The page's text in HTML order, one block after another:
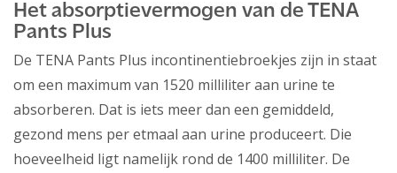
Het absorptievermogen van de TENA
Pants Plus
De TENA Pants Plus incontinentiebroekjes zijn in staat
om een maximum van 1520 milliliter aan urine te
absorberen. Dat is iets meer dan een gemiddeld,
gezond mens per etmaal aan urine produceert. Die
hoeveelheid ligt namelijk rond de 1400 milliliter. De